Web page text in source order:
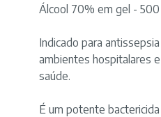
marca
Álcool 70% em gel - 500
Indicado para
ambientes hospitalares
saúde.
É um potente